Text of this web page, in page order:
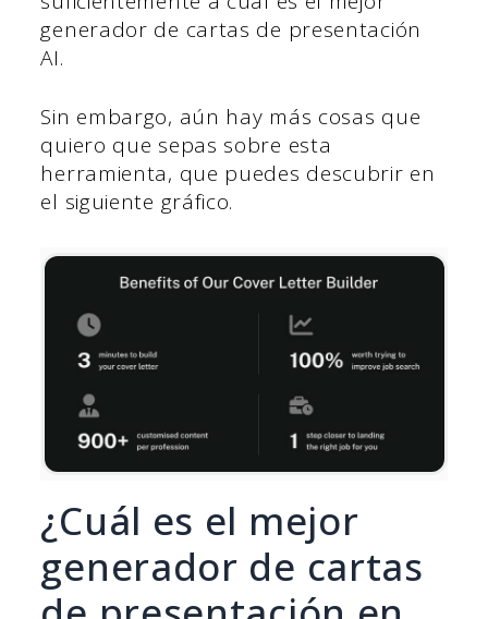
generador de cartas de presentación
AI.
Sin embargo, aún hay más cosas que
quiero que sepas sobre esta
herramienta, que puedes descubrir en
el siguiente gráfico.
¿Cuál es el mejor
generador de cartas